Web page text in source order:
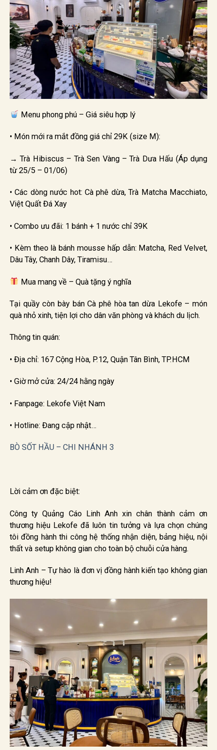
Menu phong phú – Giá siêu hợp lý
• Món mới ra mắt đồng giá chỉ 29K (size M):
→ Trà Hibiscus – Trà Sen Vàng – Trà Dưa Hấu (Áp dụng
từ 25/5 – 01/06)
• Các dòng nước hot: Cà phê dừa, Trà Matcha Macchiato,
Việt Quất Đá Xay
• Combo ưu đãi: 1 bánh + 1 nước chỉ 39K
• Kèm theo là bánh mousse hấp dẫn: Matcha, Red Velvet,
Dâu Tây, Chanh Dây, Tiramisu…
Mua mang về – Quà tặng ý nghĩa
Tại quầy còn bày bán Cà phê hòa tan dừa Lekofe – món
quà nhỏ xinh, tiện lợi cho dân văn phòng và khách du lịch.
Thông tin quán:
• Địa chỉ: 167 Cộng Hòa, P.12, Quận Tân Bình, TP.HCM
• Giờ mở cửa: 24/24 hằng ngày
• Fanpage: Lekofe Việt Nam
• Hotline: Đang cập nhật…
BÒ SỐT HẦU – CHI NHÁNH 3
Lời cảm ơn đặc biệt:
Công ty Quảng Cáo Linh Anh xin chân thành cảm ơn
thương hiệu Lekofe đã luôn tin tưởng và lựa chọn chúng
tôi đồng hành thi công hệ thống nhận diện, bảng hiệu, nội
thất và setup không gian cho toàn bộ chuỗi cửa hàng.
Linh Anh – Tự hào là đơn vị đồng hành kiến tạo không gian
thương hiệu!